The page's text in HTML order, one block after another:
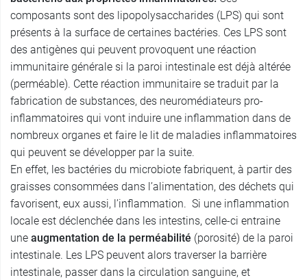
composants sont des lipopolysaccharides (LPS) qui sont
présents à la surface de certaines bactéries. Ces LPS sont
des antigènes qui peuvent provoquent une réaction
immunitaire générale si la paroi intestinale est déjà altérée
(perméable). Cette réaction immunitaire se traduit par la
fabrication de substances, des neuromédiateurs pro-
inflammatoires qui vont induire une inflammation dans de
nombreux organes et faire le lit de maladies inflammatoires
qui peuvent se développer par la suite.
En effet, les bactéries du microbiote fabriquent, à partir des
graisses consommées dans l’alimentation, des déchets qui
favorisent, eux aussi, l’inflammation. Si une inflammation
locale est déclenchée dans les intestins, celle-ci entraine
une augmentation de la perméabilité (porosité) de la paroi
intestinale. Les LPS peuvent alors traverser la barrière
intestinale, passer dans la circulation sanguine, et